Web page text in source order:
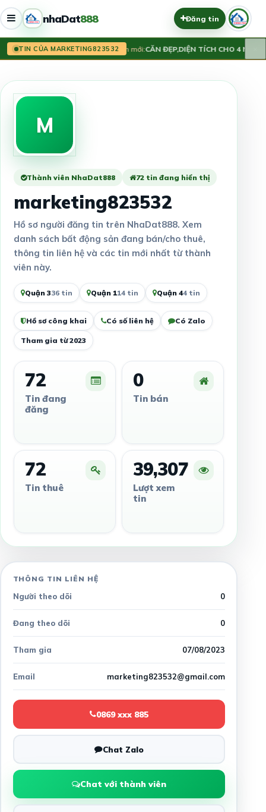
nhaDat888 Đăng tin
TIN CỦA MARKETING823532Tin mới:CĂN ĐẸP,DIỆN TÍCH CHO 4
M
Thành viên NhaDat888 72 tin đang hiển thị
marketing823532
Hồ sơ người đăng tin trên NhaDat888. Xem
danh sách bất động sản đang bán/cho thuê,
thông tin liên hệ và các tin mới nhất từ thành
viên này.
Quận 336 tin Quận 114 tin Quận 44 tin
Hồ sơ công khai Có số liên hệ Có Zalo
Tham gia từ 2023
72
Tin đang
đăng
0
Tin bán
72
Tin thuê
39,307
Lượt xem
tin
THÔNG TIN LIÊN HỆ
Người theo dõi 0
Đang theo dõi 0
Tham gia 07/08/2023
Email marketing823532@gmail.com
0869 xxx 885
Chat Zalo
Chat với thành viên